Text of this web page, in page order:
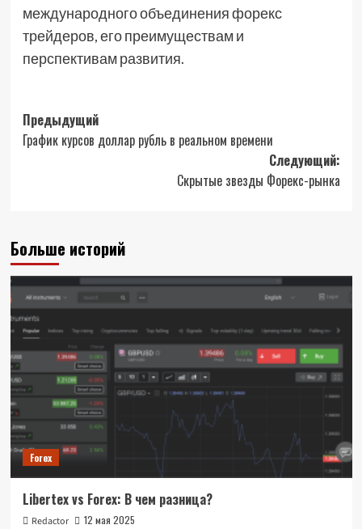
международного объединения форекс
трейдеров, его преимуществам и
перспективам развития.
Навигация
записи
Предыдущий
График курсов доллар рубль в реальном времени
Следующий:
Скрытые звезды Форекс-рынка
Больше историй
Forex
Libertex vs Forex: В чем разница?
Redactor 12 мая 2025